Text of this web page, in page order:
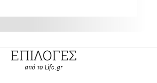
ΕΠΙΛΟΓΕΣ
από το Lifo.gr